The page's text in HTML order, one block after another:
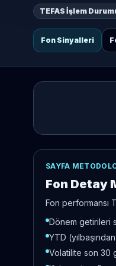
TEFAS İşlem
Fon Sinyalleri
SAYFA
Fon Detay
Fon performansı
Dönem getirileri
YTD
Volatilite son 30